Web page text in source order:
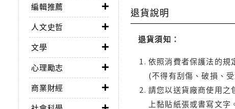
編輯推薦
人文史哲
文學
心理勵志
商業財經
退貨說明
退貨須知：
依照消費者保護法的規
(不得有刮傷、破損、
請您以送貨廠商使用之
上黏貼紙張或書寫文